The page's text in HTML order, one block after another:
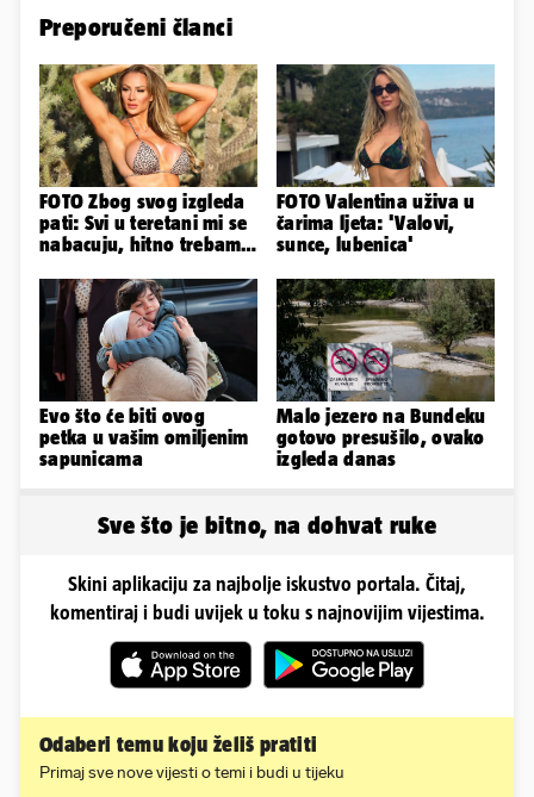
Preporučeni članci
FOTO Zbog svog izgleda
pati: Svi u teretani mi se
nabacuju, hitno trebam
FOTO Valentina uživa u
čarima ljeta: 'Valovi,
sunce, lubenica'
Evo što će biti ovog
petka u vašim omiljenim
sapunicama
Malo jezero na Bundeku
gotovo presušilo, ovako
izgleda danas
Sve što je bitno, na dohvat ruke
Skini aplikaciju za najbolje iskustvo portala. Čitaj,
komentiraj i budi uvijek u toku s najnovijim vijestima.
Odaberi temu koju želiš pratiti
Primaj sve nove vijesti o temi i budi u tijeku